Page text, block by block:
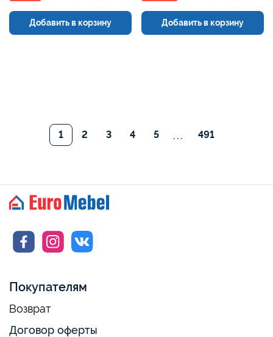
Добавить в корзину Добавить в корзину
1 2 3 4 5 ... 491
Покупателям
Возврат
Договор оферты